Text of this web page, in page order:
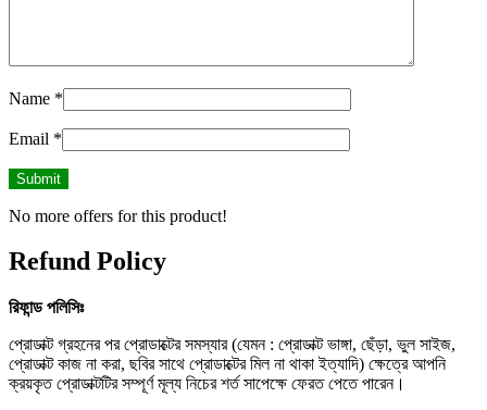
Name *
Email *
No more offers for this product!
Refund Policy
রিফান্ড পলিসিঃ
প্রোডাক্ট গ্রহনের পর প্রোডাক্টের সমস্যার (যেমন : প্রোডাক্ট ভাঙ্গা, ছেঁড়া, ভুল সাইজ,
প্রোডাক্ট কাজ না করা, ছবির সাথে প্রোডাক্টের মিল না থাকা ইত্যাদি) ক্ষেত্রে আপনি
ক্রয়কৃত প্রোডাক্টটির সম্পূর্ণ মূল্য নিচের শর্ত সাপেক্ষে ফেরত পেতে পারেন।